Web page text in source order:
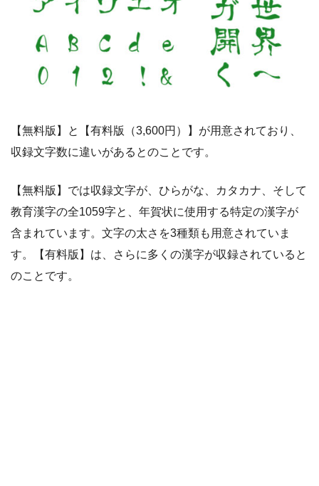
【無料版】と【有料版（3,600円）】が用意されており、
収録文字数に違いがあるとのことです。
【無料版】では収録文字が、ひらがな、カタカナ、そして
教育漢字の全1059字と、年賀状に使用する特定の漢字が
含まれています。文字の太さを3種類も用意されていま
す。【有料版】は、さらに多くの漢字が収録されていると
のことです。